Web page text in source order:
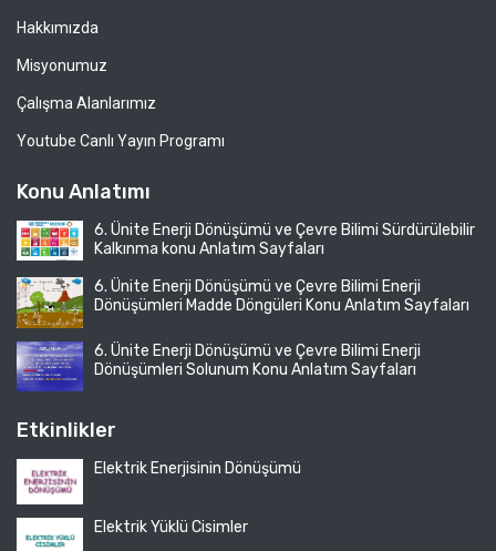
Hakkımızda
Misyonumuz
Çalışma Alanlarımız
Youtube Canlı Yayın Programı
Konu Anlatımı
6. Ünite Enerji Dönüşümü ve Çevre Bilimi Sürdürülebilir
Kalkınma konu Anlatım Sayfaları
6. Ünite Enerji Dönüşümü ve Çevre Bilimi Enerji
Dönüşümleri Madde Döngüleri Konu Anlatım Sayfaları
6. Ünite Enerji Dönüşümü ve Çevre Bilimi Enerji
Dönüşümleri Solunum Konu Anlatım Sayfaları
Etkinlikler
Elektrik Enerjisinin Dönüşümü
Elektrik Yüklü Cisimler